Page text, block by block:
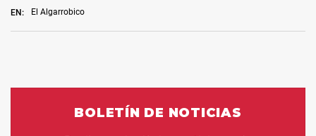
EN: El Algarrobico